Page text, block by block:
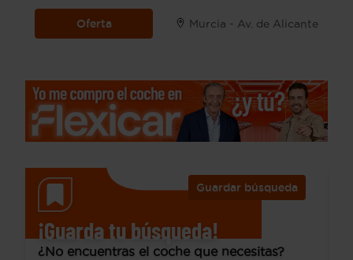
Oferta Murcia - Av. de Alicante
Guardar búsqueda
¡Guarda tu búsqueda!
¿No encuentras el coche que necesitas?